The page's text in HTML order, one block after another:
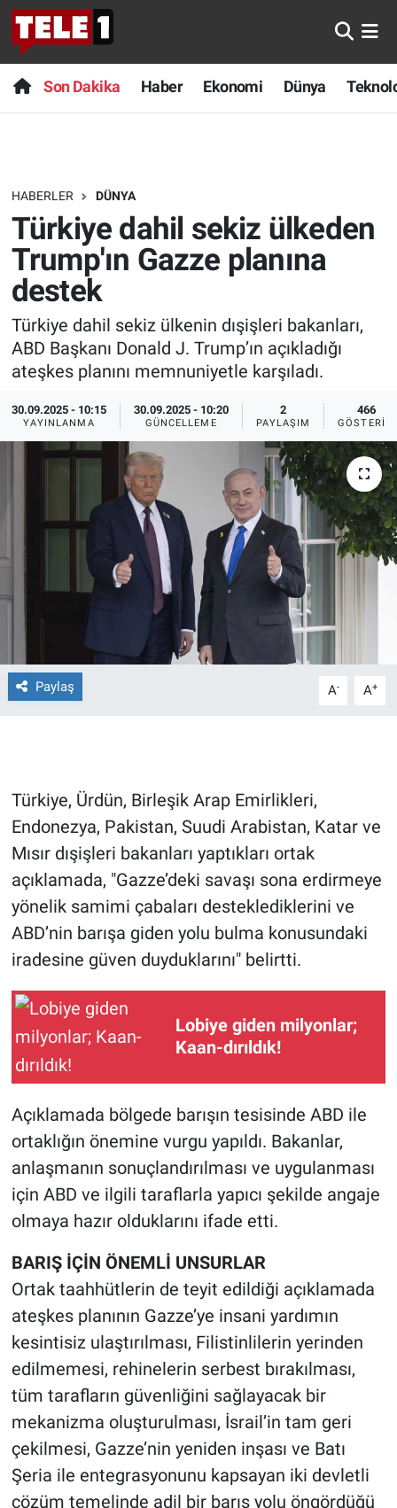
Son Dakika Haber Ekonomi Dünya
HABERLER DÜNYA
Türkiye dahil sekiz ülkeden
Trump'ın Gazze planına
destek
Türkiye dahil sekiz ülkenin dışişleri bakanları,
ABD Başkanı Donald J. Trump’ın açıkladığı
ateşkes planını memnuniyetle karşıladı.
30.09.2025 - 10:15
YAYINLANMA
30.09.2025 - 10:20
GÜNCELLEME
2
PAYLAŞIM
466
GÖSTERIM
Paylaş A- A+
Türkiye, Ürdün, Birleşik Arap Emirlikleri,
Endonezya, Pakistan, Suudi Arabistan, Katar ve
Mısır dışişleri bakanları yaptıkları ortak
açıklamada, "Gazze’deki savaşı sona erdirmeye
yönelik samimi çabaları desteklediklerini ve
ABD’nin barışa giden yolu bulma konusundaki
iradesine güven duyduklarını" belirtti.
Lobiye giden milyonlar;
Kaan-dırıldık!
Açıklamada bölgede barışın tesisinde ABD ile
ortaklığın önemine vurgu yapıldı. Bakanlar,
anlaşmanın sonuçlandırılması ve uygulanması
için ABD ve ilgili taraflarla yapıcı şekilde angaje
olmaya hazır olduklarını ifade etti.
BARIŞ İÇİN ÖNEMLİ UNSURLAR
Ortak taahhütlerin de teyit edildiği açıklamada
ateşkes planının Gazze’ye insani yardımın
kesintisiz ulaştırılması, Filistinlilerin yerinden
edilmemesi, rehinelerin serbest bırakılması,
tüm tarafların güvenliğini sağlayacak bir
mekanizma oluşturulması, İsrail’in tam geri
çekilmesi, Gazze’nin yeniden inşası ve Batı
Şeria ile entegrasyonunu kapsayan iki devletli
çözüm temelinde adil bir barış yolu öngördüğü
Anında Manşet
Başka Sohbetler
Bilim turu
Bilim ve Teknoloji Evreni
Doğa Konuşuyor
Dünya
Ege Saati
Ege'den Esintiler
Eğlence
Ekonomi
Gerçeğin İzinde
Gün Başlıyor
Gün Ortası
Gündem Özel
Günün görüntüsü
Haber
İlan
Kimdir
Koronavirüs
Kültür Sanat
Ne demişti
Nedir
Programlar
Sağlık
Spor
Teknoloji
Türkiye'nin Geleceği
Son Dakika
Haber
Dünya
Teknoloji
Sağlık
Spor
Yayın Akışı
İletişim
Nöbetçi Eczaneler
Hava Durumu
Trafik Durumu
Süper Lig Puan Durumu ve Fikstür
Tüm Manşetler
Son Dakika Haberleri
Haber Arşivi